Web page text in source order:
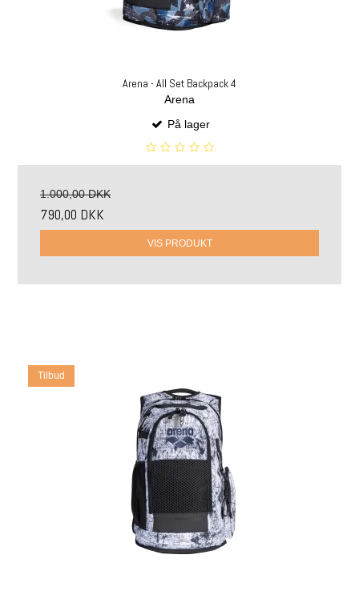
Arena - All Set Backpack 4
Arena
På lager
1.000,00 DKK
790,00 DKK
VIS PRODUKT
Tilbud